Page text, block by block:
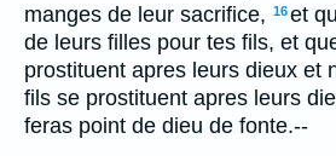
manges de leur sacrifice, 16et
de leurs filles pour tes fils, et
prostituent apres leurs dieux et
fils se prostituent apres leurs
feras point de dieu de fonte.--